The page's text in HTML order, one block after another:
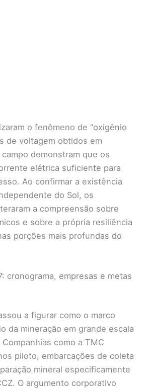
o fenômeno de “oxigênio
de voltagem obtidos em
demonstram que os
elétrica suficiente para
Ao confirmar a existência
do Sol, os
a compreensão sobre
e sobre a própria resiliência
porções mais profundas do
cronograma, empresas e metas
a figurar como o marco
da mineração em grande escala
como a TMC
piloto, embarcações de coleta
mineral especificamente
O argumento corporativo